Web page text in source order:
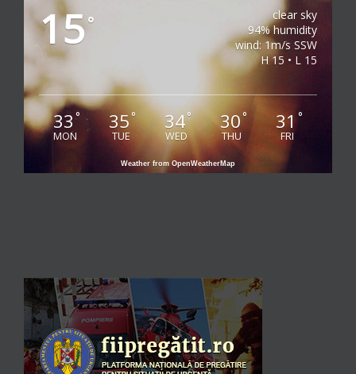
15°
clear sky
94% humidity
wind: 1m/s SSW
H 15 • L 15
33 °
MON
35°
TUE
34°
WED
30°
THU
31 °
FRI
Weather from OpenWeatherMap